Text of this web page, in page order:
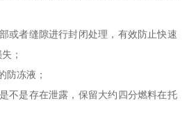
或者缝隙进行封闭处理，有效防止快速
；
防冻液；
不是存在泄露，保留大约四分燃料在托